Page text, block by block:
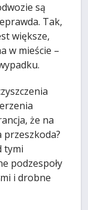
są
Tak,
większe,
w mieście –
że na
tymi
podzespoły
i drobne